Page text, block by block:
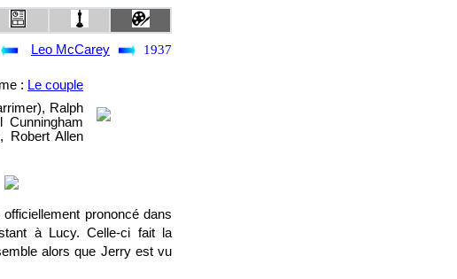
Leo McCarey 1937
: Le couple
Ralph
Cunningham
Robert Allen
prononcé dans
à Lucy. Celle-ci fait la
alors que Jerry est vu